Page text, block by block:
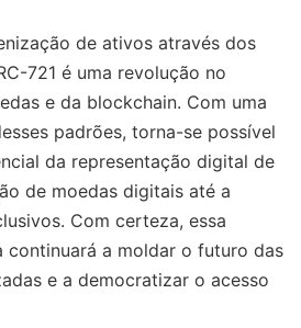
de ativos através dos
721 é uma revolução no
e da blockchain. Com uma
padrões, torna-se possível
da representação digital de
de moedas digitais até a
Com certeza, essa
continuará a moldar o futuro das
e a democratizar o acesso